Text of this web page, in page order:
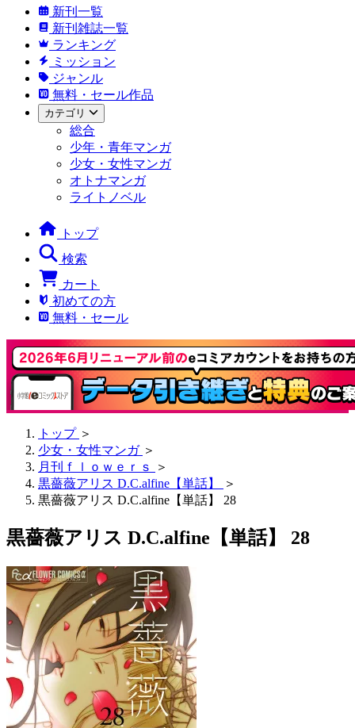
新刊一覧
新刊雑誌一覧
ランキング
ミッション
ジャンル
無料・セール作品
カテゴリ
総合
少年・青年マンガ
少女・女性マンガ
オトナマンガ
ライトノベル
トップ
検索
カート
初めての方
無料・セール
トップ ＞
少女・女性マンガ ＞
月刊ｆｌｏｗｅｒｓ
＞
黒薔薇アリス D.C.alfine【単話】
＞
黒薔薇アリス D.C.alfine【単話】 28
黒薔薇アリス D.C.alfine【単話】 28